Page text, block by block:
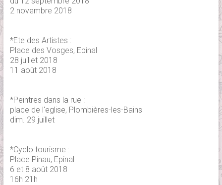
2 novembre 2018
*Ete des Artistes :
Place des Vosges, Epinal
28 juillet 2018
11 août 2018
*Peintres dans la rue :
place de l'eglise, Plombières-les-Bains
dim. 29 juillet
*Cyclo tourisme :
Place Pinau, Epinal
6 et 8 août 2018
16h 21h